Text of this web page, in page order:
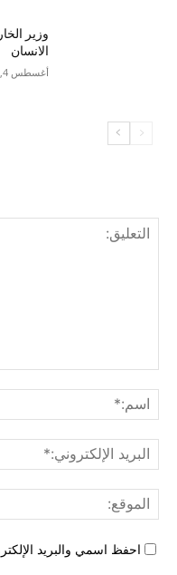
وزير
الانسان
أغسطس 4, 2026
احفظ اسمي والبريد